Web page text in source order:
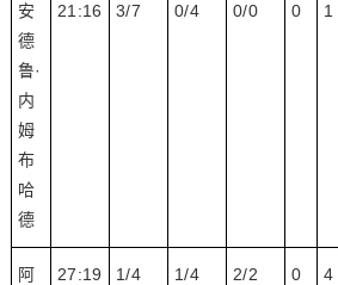
安
德
鲁·
内
姆
布
哈
德
21:16 3/7 0/4 0/0 0 1
阿
27:19 1/4 1/4 2/2 0 4